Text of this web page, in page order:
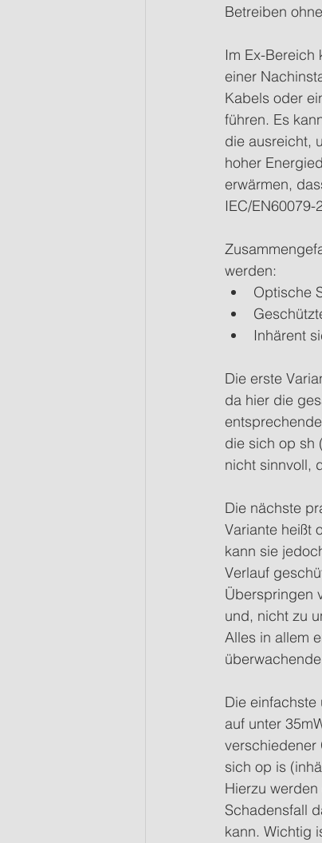
Betreiben
Im Ex-
einer
Kabels oder
führen. Es
die ausreicht,
hoher
erwärmen,
IEC/
werden:
Optische
Inhärent
Die erste
da hier die
die sich op sh
nicht sinnvoll,
Die nächste
Variante heißt
kann sie
Verlauf
Überspringen
und, nicht zu
Alles in allem
Die
auf unter
verschiedener
sich op is
Hierzu
Schadensfall
kann. Wichtig